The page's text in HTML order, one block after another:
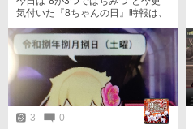
気付いた『8ちゃんの日』時報は、
線が落ちそうになって焦った〜) 自
分とマッチング&共闘した方々は誠
にありがとうございました。
3 0